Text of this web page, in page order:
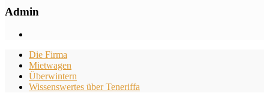
Admin
Die Firma
Mietwagen
Überwintern
Wissenswertes über Teneriffa